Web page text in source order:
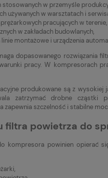
stosowanych w przemyśle
używanych w warsztatach i
pracujących w terenie,
w zakładach budowlanych,
montażowe i urządzenia
dopasowanego rozwiązania
pracy. W kompresorach
produkowane są z
zatrzymać drobne cząstki
zapewnia szczelność i stabilne
filtra powietrza do
kompresora powinien opierać